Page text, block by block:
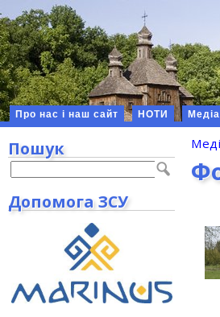
Про нас і наш сайт НОТИ
Пошук
Допомога ЗСУ